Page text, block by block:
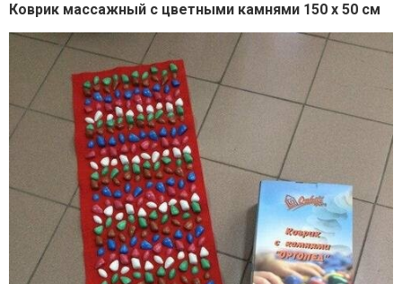
Коврик массажный с цветными камнями 150 х 50 см